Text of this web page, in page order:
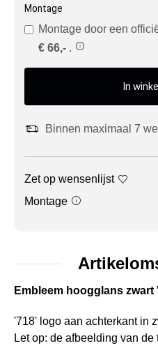
Montage
Montage door een
€ 66,- .
In
Binnen maximaal 7
Zet op wensenlijst
Montage
Embleem hoogglans zwart
'718' logo aan achterkant in
Let op: de afbeelding van